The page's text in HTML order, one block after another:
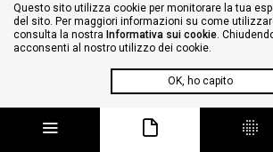
Questo sito utilizza cookie per monitorare la tua
del sito. Per maggiori informazioni su come
consulta la nostra Informativa sui cookie.
acconsenti al nostro utilizzo dei cookie.
OK, ho capito